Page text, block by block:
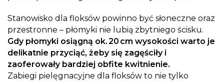
Stanowisko dla floksów powinno być słoneczne oraz
przestronne – płomyki nie lubią zbytniego ścisku.
Gdy płomyki osiągną ok. 20 cm wysokości warto je
delikatnie przyciąć, żeby się zagęściły i
zaoferowały bardziej obfite kwitnienie.
Zabiegi pielęgnacyjne dla floksów to nie tylko